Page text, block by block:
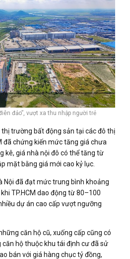
đảo”, vượt xa thu nhập người trẻ
trường bất động sản tại các đô thị
đã chứng kiến mức tăng giá chưa
kê, giá nhà nội đô có thể tăng từ
mặt bằng giá mới cao kỷ lục.
Nội đã đạt mức trung bình khoảng
TP.HCM dao động từ 80–100
dự án cao cấp vượt ngưỡng
căn hộ cũ, xuống cấp cũng có
hộ thuộc khu tái định cư đã sử
bán với giá hàng chục tỷ đồng,